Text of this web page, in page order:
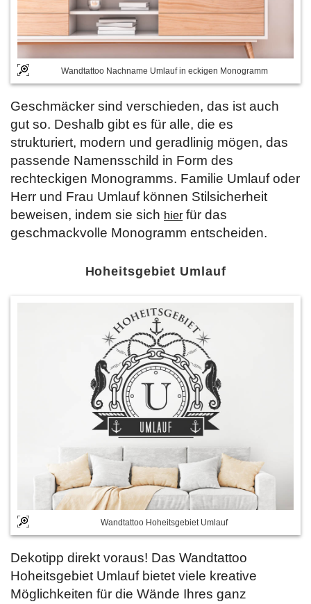
Wandtattoo Nachname Umlauf in eckigen Monogramm
Geschmäcker sind verschieden, das ist auch
gut so. Deshalb gibt es für alle, die es
strukturiert, modern und geradlinig mögen, das
passende Namensschild in Form des
rechteckigen Monogramms. Familie Umlauf oder
Herr und Frau Umlauf können Stilsicherheit
beweisen, indem sie sich hier für das
geschmackvolle Monogramm entscheiden.
Hoheitsgebiet Umlauf
Wandtattoo Hoheitsgebiet Umlauf
Dekotipp direkt voraus! Das Wandtattoo
Hoheitsgebiet Umlauf bietet viele kreative
Möglichkeiten für die Wände Ihres ganz